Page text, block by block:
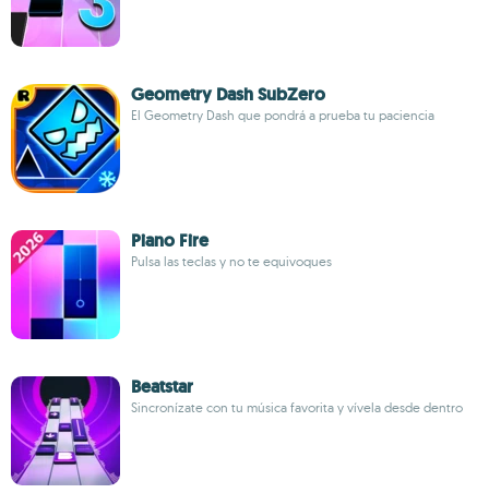
Geometry Dash SubZero
El Geometry Dash que pondrá a prueba tu paciencia
Piano Fire
Pulsa las teclas y no te equivoques
Beatstar
Sincronízate con tu música favorita y vívela desde dentro